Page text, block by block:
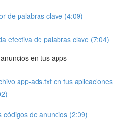
de palabras clave (4:09)
efectiva de palabras clave (7:04)
en tus apps
app-ads.txt en tus aplicaciones
códigos de anuncios (2:09)